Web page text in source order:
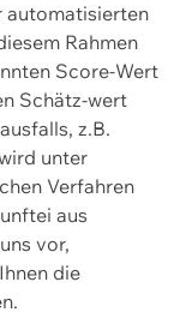
automatisierten
Rahmen
Score-Wert
Schätz-wert
z.B.
unter
Verfahren
aus
vor,
die